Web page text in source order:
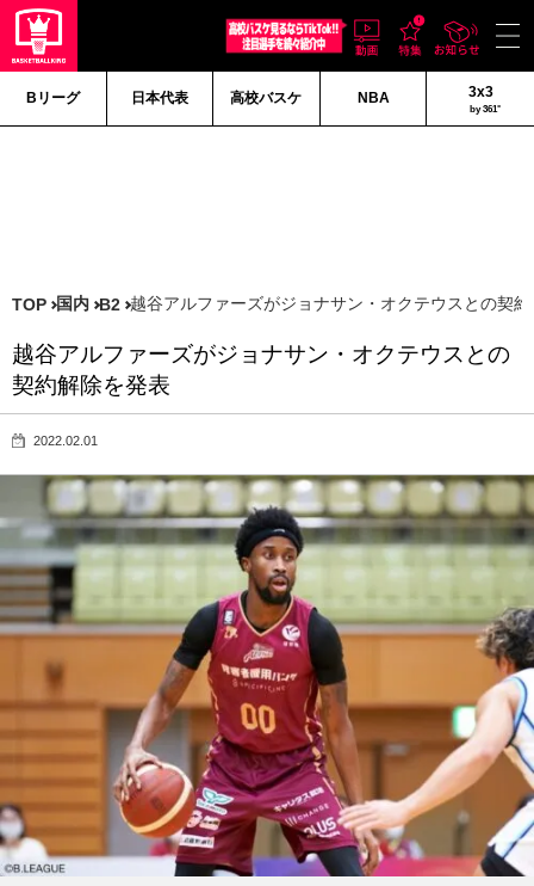
Bリーグ 日本代表 高校バスケ NBA 3x3
by 361°
TOP 国内 B2 越谷アルファーズがジョナサン・オクテウスとの契
越谷アルファーズがジョナサン・オクテウスとの
契約解除を発表
2022.02.01